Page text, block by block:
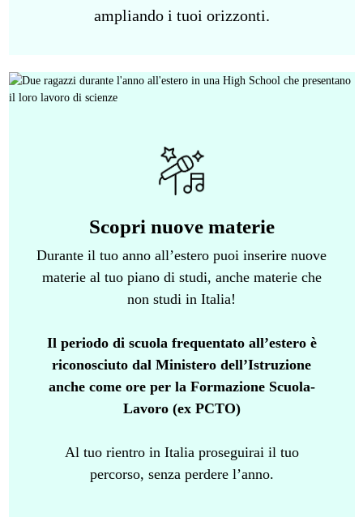
ampliando i tuoi orizzonti.
Scopri nuove materie
Durante il tuo anno all’estero puoi inserire nuove
materie al tuo piano di studi, anche materie che
non studi in Italia!
Il periodo di scuola frequentato all’estero è
riconosciuto dal Ministero dell’Istruzione
anche come ore per la Formazione Scuola-
Lavoro (ex PCTO)
Al tuo rientro in Italia proseguirai il tuo
percorso, senza perdere l’anno.